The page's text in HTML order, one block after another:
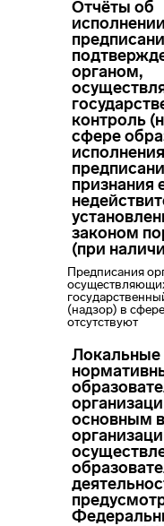
Отчёты об
органом,
контроль
сфере
исполнения
признания
законом
(при
Предписания
(надзор) в
отсутствуют
Локальные
основным